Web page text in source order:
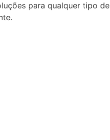
para qualquer tipo